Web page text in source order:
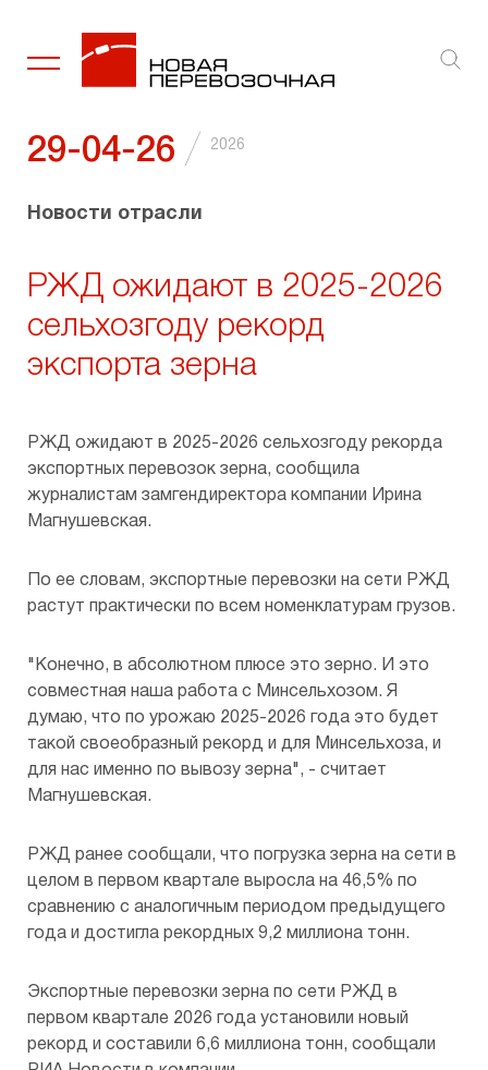
29-04-26 / 2026
Новости отрасли
РЖД ожидают в 2025-2026
сельхозгоду рекорд
экспорта зерна
РЖД ожидают в 2025-2026 сельхозгоду рекорда
экспортных перевозок зерна, сообщила
журналистам замгендиректора компании Ирина
Магнушевская.
По ее словам, экспортные перевозки на сети РЖД
растут практически по всем номенклатурам грузов.
"Конечно, в абсолютном плюсе это зерно. И это
совместная наша работа с Минсельхозом. Я
думаю, что по урожаю 2025-2026 года это будет
такой своеобразный рекорд и для Минсельхоза, и
для нас именно по вывозу зерна", - считает
Магнушевская.
РЖД ранее сообщали, что погрузка зерна на сети в
целом в первом квартале выросла на 46,5% по
сравнению с аналогичным периодом предыдущего
года и достигла рекордных 9,2 миллиона тонн.
Экспортные перевозки зерна по сети РЖД в
первом квартале 2026 года установили новый
рекорд и составили 6,6 миллиона тонн, сообщали
Ключевые факты
Стратегия
Организация перевозок грузов
Транспортно-экспедиционные услуги
Ремонт подвижного состава
Рынок железнодо­рожных перевозок
Внутренние документы и политики
Акционер­ный капитал
Годовые отчеты
Отчеты эмитента
Раскрытие информации
Сведения о существенных фактах
Аффилированные лица
Предоставление копий документов
Социальная политика
Забота об окружающей среде
Новости
Галерея